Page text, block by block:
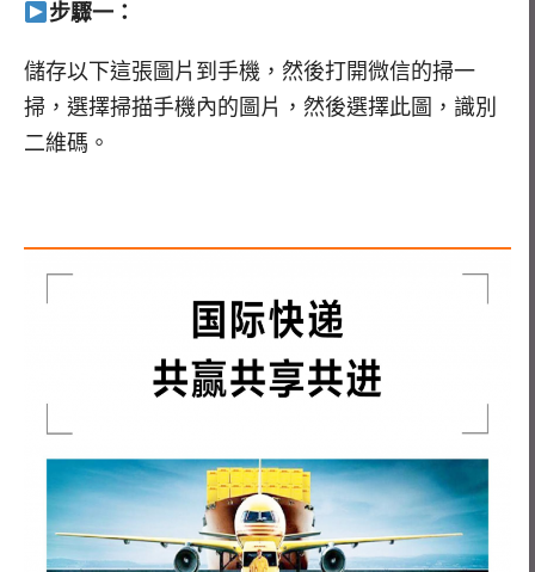
步驟一：
儲存以下這張圖片到手機，然後打開微信的掃一
掃，選擇掃描手機內的圖片，然後選擇此圖，識別
二維碼。